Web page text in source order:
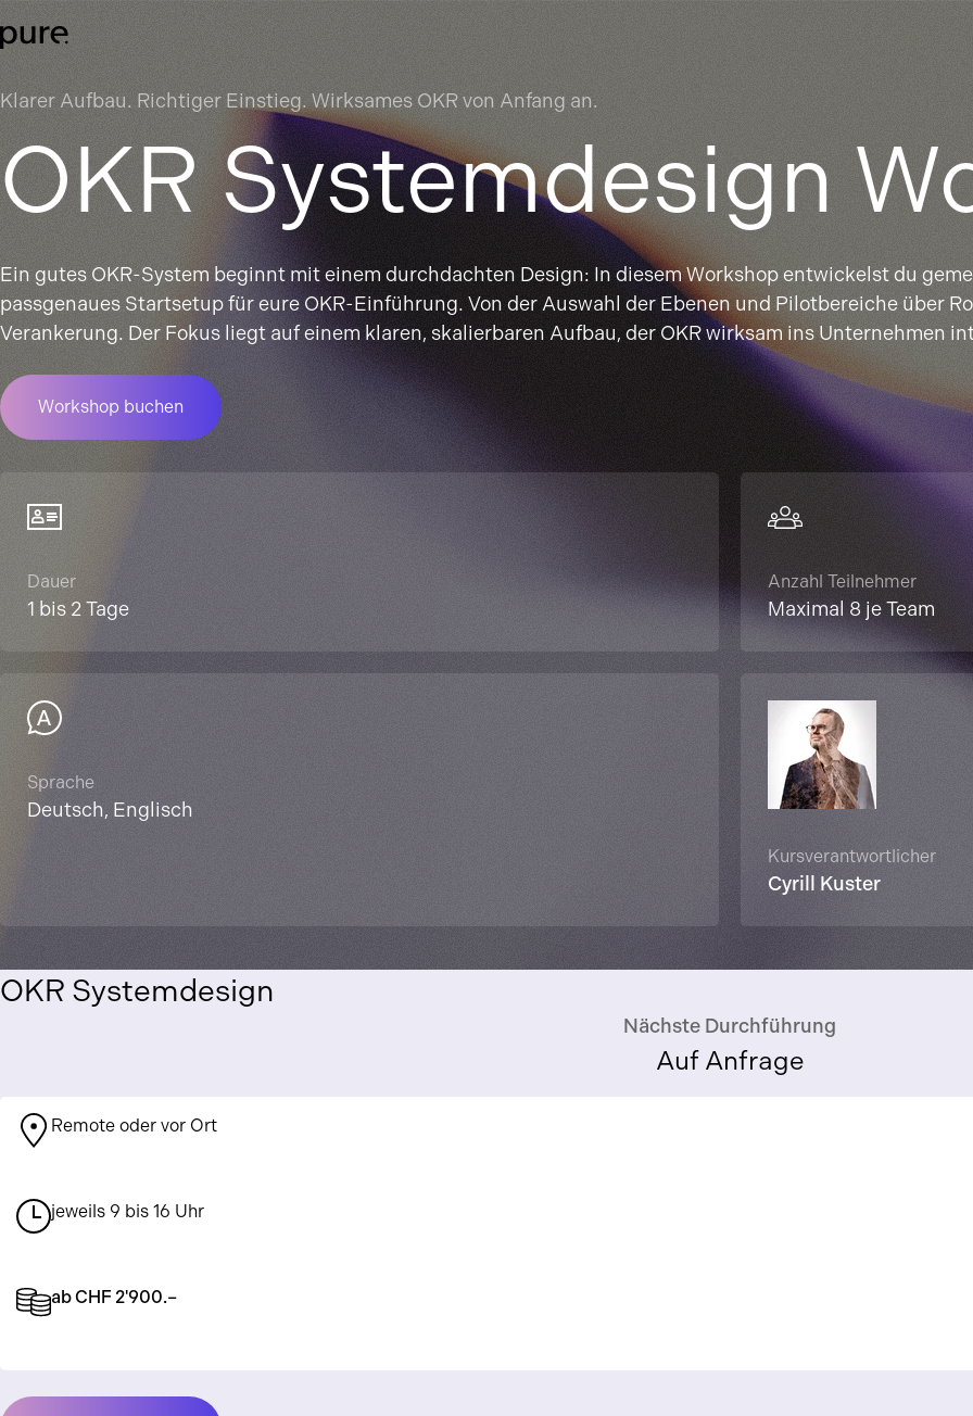
Klarer Aufbau. Richtiger Einstieg. Wirksames OKR von Anfang an.
OKR Systemdesign
Ein gutes OKR-System beginnt mit einem durchdachten Design: In diesem Workshop entwickelst du
passgenaues Startsetup für eure OKR-Einführung. Von der Auswahl der Ebenen und Pilotbereiche über
Verankerung. Der Fokus liegt auf einem klaren, skalierbaren Aufbau, der OKR wirksam ins Unternehmen
Workshop buchen
Dauer
1 bis 2 Tage
Anzahl Teilnehmer
Maximal 8 je Team
Sprache
Deutsch, Englisch
Kursverantwortlicher
Cyrill Kuster
OKR Systemdesign
Nächste Durchführung
Auf Anfrage
Remote oder vor Ort
jeweils 9 bis 16 Uhr
ab CHF 2'900.–